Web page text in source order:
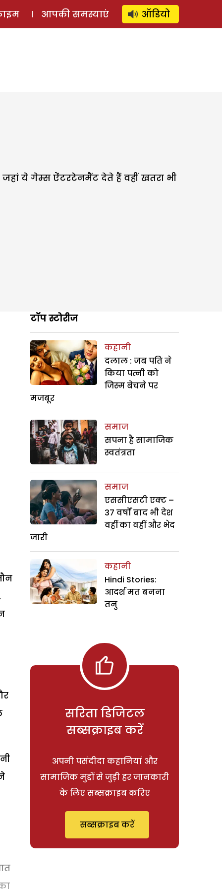
लॉग इन ⚲ SUBSCRIBE
आपकी समस्याएं ऑडियो
जहां ये गेम्स ऐंटरटेनमैंट देते हैं वहीं खतरा भी
टॉप स्टोरीज
कहानी
दलाल : जब पति ने
किया पत्नी को
जिस्म बेचने पर
मजबूर
समाज
सपना है सामाजिक
स्वतंत्रता
समाज
एससीएसटी एक्ट –
37 वर्षों बाद भी देश
वहीं का वहीं और भेद
जारी
कहानी
Hindi Stories:
आदर्श मत बनना
तनु
सरिता डिजिटल
सब्सक्राइब करें
अपनी पसंदीदा कहानियां और
सामाजिक मुद्दों से जुड़ी हर जानकारी
के लिए सब्सक्राइब करिए
सब्सक्राइब करें